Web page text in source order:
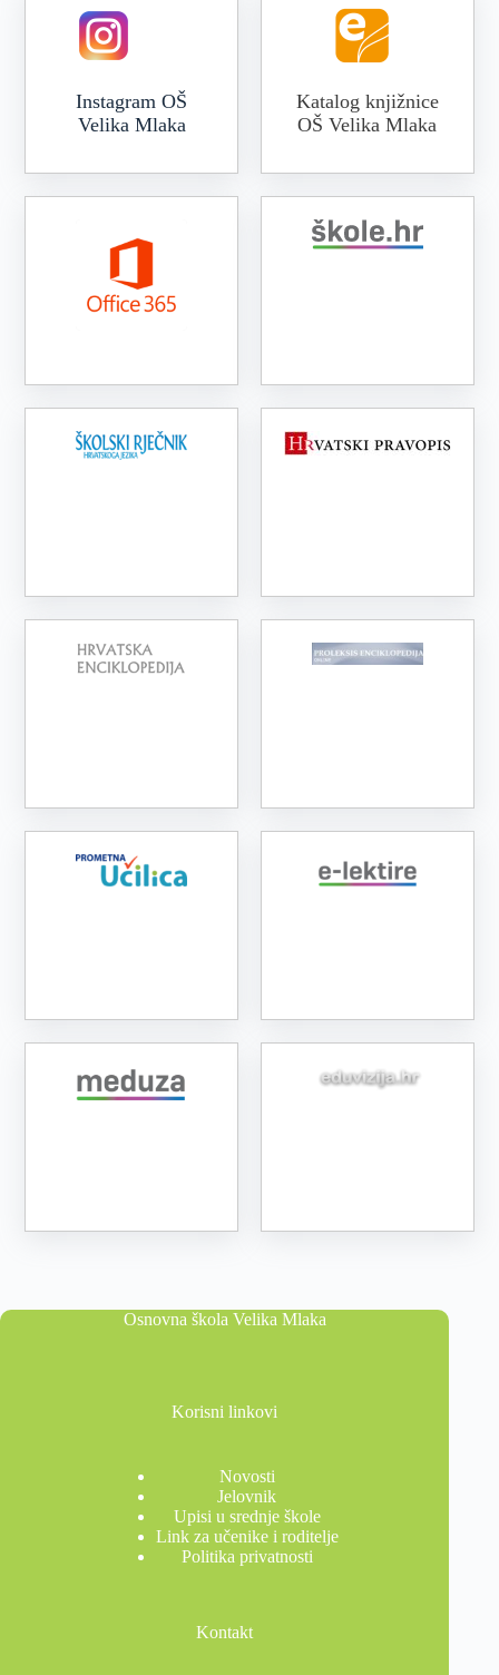
Instagram OŠ
Velika Mlaka
Katalog knjižnice
OŠ Velika Mlaka
Osnovna škola Velika Mlaka
Korisni linkovi
Novosti
Jelovnik
Upisi u srednje škole
Link za učenike i roditelje
Politika privatnosti
Kontakt